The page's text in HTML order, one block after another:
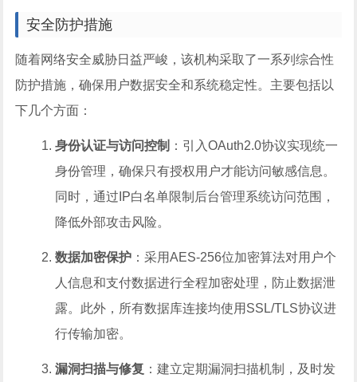
安全防护措施
随着网络安全威胁日益严峻，该机构采取了一系列综合性
防护措施，确保用户数据安全和系统稳定性。主要包括以
下几个方面：
身份认证与访问控制 ：引入OAuth2.0协议实现统一
身份管理，确保只有授权用户才能访问敏感信息。
同时，通过IP白名单限制后台管理系统访问范围，
降低外部攻击风险。
数据加密保护 ：采用AES-256位加密算法对用户个
人信息和支付数据进行全程加密处理，防止数据泄
露。此外，所有数据库连接均使用SSL/TLS协议进
行传输加密。
漏洞扫描与修复 ：建立定期漏洞扫描机制，及时发